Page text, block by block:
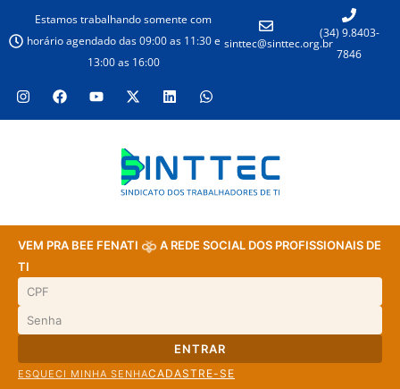
Estamos trabalhando somente com
horário agendado das 09:00 as 11:30 e
13:00 as 16:00
sinttec@sinttec.org.br
(34) 9.8403-
7846
VEM PRA BEE FENATI
A REDE SOCIAL DOS PROFISSIONAIS DE
TI
ENTRAR
ESQUECI MINHA SENHACADASTRE-SE